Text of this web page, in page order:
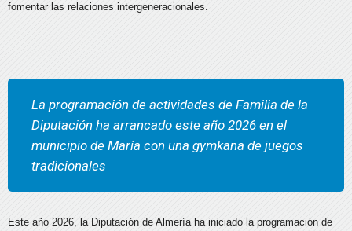
fomentar las relaciones intergeneracionales.
La programación de actividades de Familia de la
Diputación ha arrancado este año 2026 en el
municipio de María con una gymkana de juegos
tradicionales
Este año 2026, la Diputación de Almería ha iniciado la programación de